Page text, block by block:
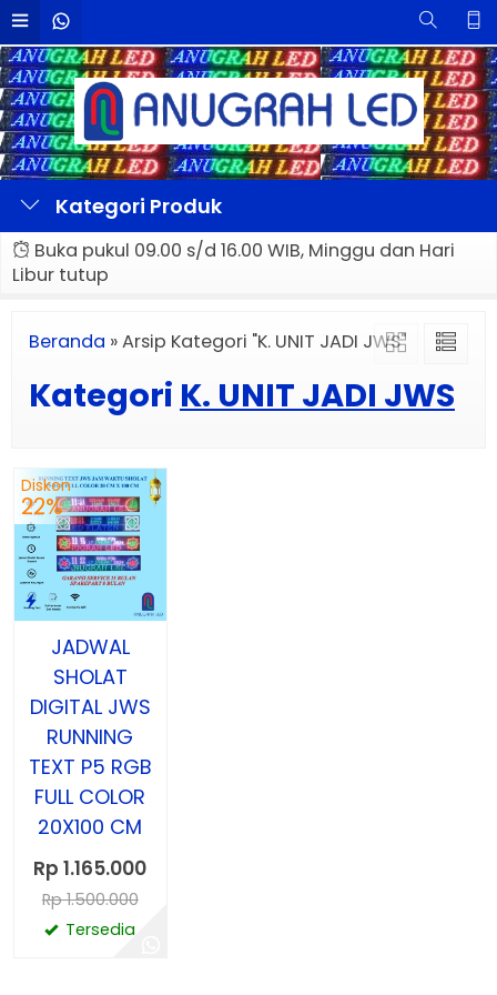
Kategori Produk
Buka pukul 09.00 s/d 16.00 WIB, Minggu dan Hari
Libur tutup
Beranda »Arsip Kategori "K. UNIT JADI JWS"
Kategori K. UNIT JADI JWS
Diskon
22%
JADWAL
SHOLAT
DIGITAL JWS
RUNNING
TEXT P5 RGB
FULL COLOR
20X100 CM
Rp 1.165.000
Rp 1.500.000
Tersedia